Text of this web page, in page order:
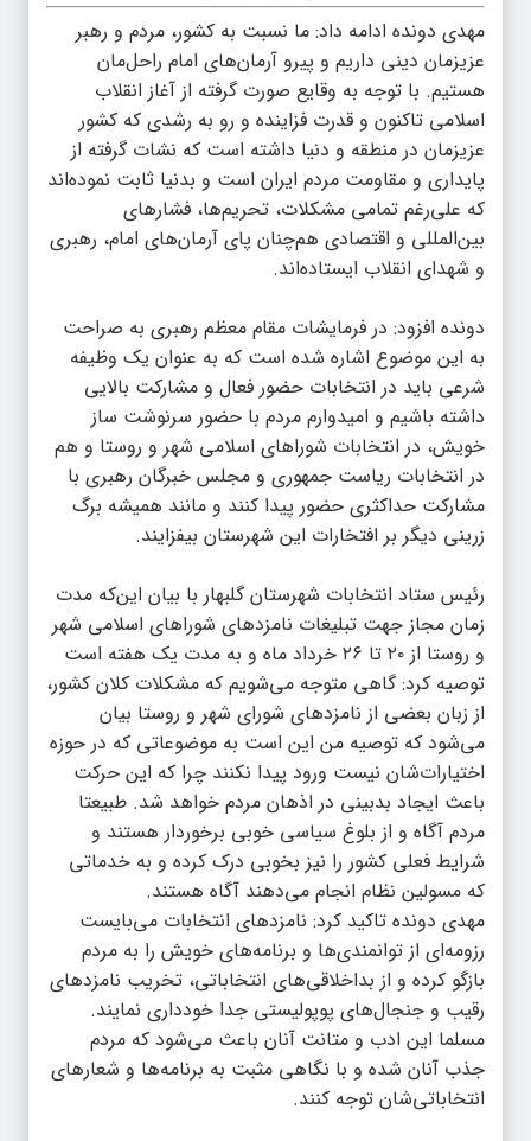
مهدی دونده ادامه داد: ما نسبت به کشور، مردم و رهبر
عزیزمان دینی داریم و پیرو آرمان‌های امام راحل‌مان
هستیم. با توجه به وقایع صورت گرفته از آغاز انقلاب
اسلامی تاکنون و قدرت فزاینده و رو به رشدی که کشور
عزیزمان در منطقه و دنیا داشته است که نشات گرفته از
پایداری و مقاومت مردم ایران است و بدنیا ثابت نموده‌اند
که علی‌رغم تمامی مشکلات، تحریم‌ها، فشارهای
بین‌المللی و اقتصادی هم‌چنان پای آرمان‌های امام، رهبری
و شهدای انقلاب ایستاده‌اند.
دونده افزود: در فرمایشات مقام معظم رهبری به صراحت
به این موضوع اشاره شده است که به عنوان یک وظیفه
شرعی باید در انتخابات حضور فعال و مشارکت بالایی
داشته باشیم و امیدوارم مردم با حضور سرنوشت ساز
خویش، در انتخابات شوراهای اسلامی شهر و روستا و هم
در انتخابات ریاست جمهوری و مجلس خبرگان رهبری با
مشارکت حداکثری حضور پیدا کنند و مانند همیشه برگ
زرینی دیگر بر افتخارات این شهرستان بیفزایند.
رئیس ستاد انتخابات شهرستان گلبهار با بیان این‌که مدت
زمان مجاز جهت تبلیغات نامزدهای شوراهای اسلامی شهر
و روستا از ۲۰ تا ۲۶ خرداد ماه و به مدت یک هفته است
توصیه کرد: گاهی متوجه می‌شویم که مشکلات کلان کشور،
از زبان بعضی از نامزدهای شورای شهر و روستا بیان
می‌شود که توصیه من این است به موضوعاتی که در حوزه
اختیارات‌شان نیست ورود پیدا نکنند چرا که این حرکت
باعث ایجاد بدبینی در اذهان مردم خواهد شد. طبیعتا
مردم آگاه و از بلوغ سیاسی خوبی برخوردار هستند و
شرایط فعلی کشور را نیز بخوبی درک کرده و به خدماتی
که مسولین نظام انجام می‌دهند آگاه هستند.
مهدی دونده تاکید کرد: نامزدهای انتخابات می‌بایست
رزومه‌ای از توانمندی‌ها و برنامه‌های خویش را به مردم
بازگو کرده و از بداخلاقی‌های انتخاباتی، تخریب نامزدهای
رقیب و جنجال‌های پوپولیستی جدا خودداری نمایند.
مسلما این ادب و متانت آنان باعث می‌شود که مردم
جذب آنان شده و با نگاهی مثبت به برنامه‌ها و شعارهای
انتخاباتی‌شان توجه کنند.